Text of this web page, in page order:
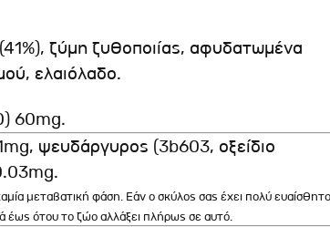
ζύμη ζυθοποιίας, αφυδατωμένα
ελαιόλαδο.
60mg.
ψευδάργυρος (3b603, οξείδιο
μεταβατική φάση. Εάν ο σκύλος σας έχει πολύ ευαίσθητο
έως ότου το ζώο αλλάξει πλήρως σε αυτό.